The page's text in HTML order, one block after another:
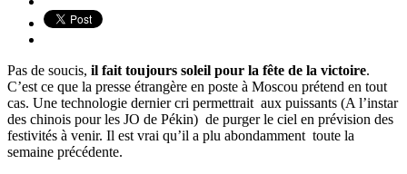
Pas de soucis, il fait toujours soleil pour la fête de la victoire.
C’est ce que la presse étrangère en poste à Moscou prétend en tout
cas. Une technologie dernier cri permettrait aux puissants (A l’instar
des chinois pour les JO de Pékin) de purger le ciel en prévision des
festivités à venir. Il est vrai qu’il a plu abondamment toute la
semaine précédente.